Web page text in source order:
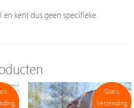
en kent dus geen specifieke
Gratis
Verzending